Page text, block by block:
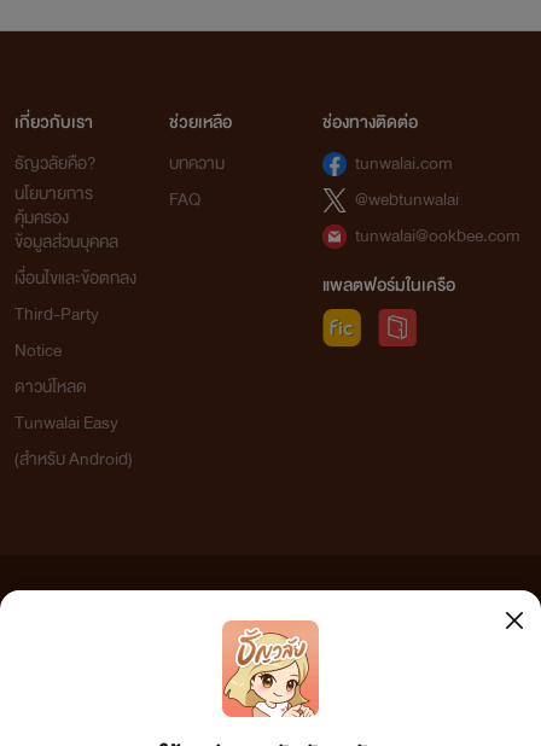
เกี่ยวกับเรา
ธัญวลัยคือ?
นโยบายการ
คุ้มครอง
ข้อมูลส่วนบุคคล
เงื่อนไขและข้อตกลง
Third-Party
Notice
ดาวน์โหลด
Tunwalai Easy
(สำหรับ Android)
ช่วยเหลือ
บทความ
FAQ
ช่องทางติดต่อ
tunwalai.com
@webtunwalai
tunwalai@ookbee.com
แพลตฟอร์มในเครือ
เว็บไซต์แห่งนี้ไม่ได้เห็นด้วยและไม่ขอรับผิดชอบต่อข้อความใดๆ ทั้งสิ้น ดังนั้นผู้อ่านทุกท่านโปรดใช้
วิจารณญาณในการกลั่นกรองด้วยตนเอง และหากท่านพบข้อความใดๆ ที่ขัดต่อกฎหมายและศีลธรรม
กรุณาแจ้งมาที่ tunwalai@ookbee.com เพื่อทีมงานจะได้ดำเนินการในทันที ทั้งนี้ ทางเว็บไซต์ขอสงวน
ลิขสิทธิ์ตามพระราชบัญญัติลิขสิทธิ์ (ฉบับเพิ่มเติม) พ.ศ.2558